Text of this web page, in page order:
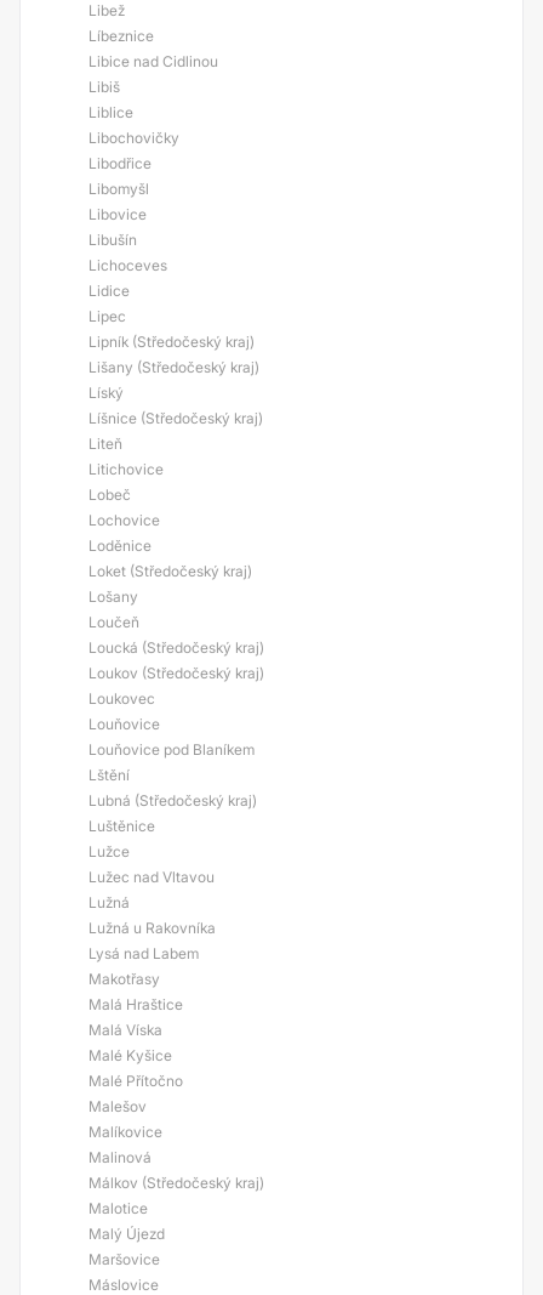
Libež
Líbeznice
Libice nad Cidlinou
Libiš
Liblice
Libochovičky
Libodřice
Libomyšl
Libovice
Libušín
Lichoceves
Lidice
Lipec
Lipník (Středočeský kraj)
Lišany (Středočeský kraj)
Líský
Líšnice (Středočeský kraj)
Liteň
Litichovice
Lobeč
Lochovice
Loděnice
Loket (Středočeský kraj)
Lošany
Loučeň
Loucká (Středočeský kraj)
Loukov (Středočeský kraj)
Loukovec
Louňovice
Louňovice pod Blaníkem
Lštění
Lubná (Středočeský kraj)
Luštěnice
Lužce
Lužec nad Vltavou
Lužná
Lužná u Rakovníka
Lysá nad Labem
Makotřasy
Malá Hraštice
Malá Víska
Malé Kyšice
Malé Přítočno
Malešov
Malíkovice
Malinová
Málkov (Středočeský kraj)
Malotice
Malý Újezd
Maršovice
Máslovice